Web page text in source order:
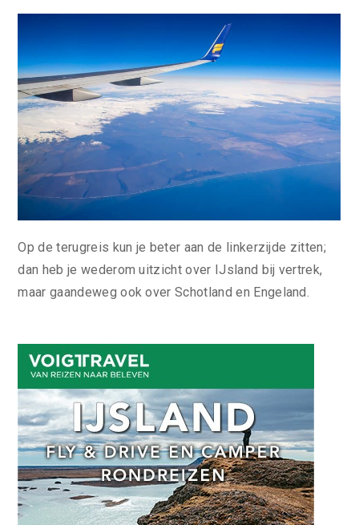
Op de terugreis kun je beter aan de linkerzijde zitten;
dan heb je wederom uitzicht over IJsland bij vertrek,
maar gaandeweg ook over Schotland en Engeland.